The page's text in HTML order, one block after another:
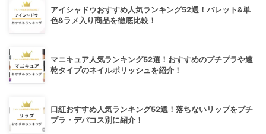
アイシャドウおすすめ人気ランキング52選！パレット&単
色&ラメ入り商品を徹底比較！
マニキュア人気ランキング52選！おすすめのプチプラや速
乾タイプのネイルポリッシュを紹介！
口紅おすすめ人気ランキング52選！落ちないリップをプチ
プラ・デパコス別に紹介！